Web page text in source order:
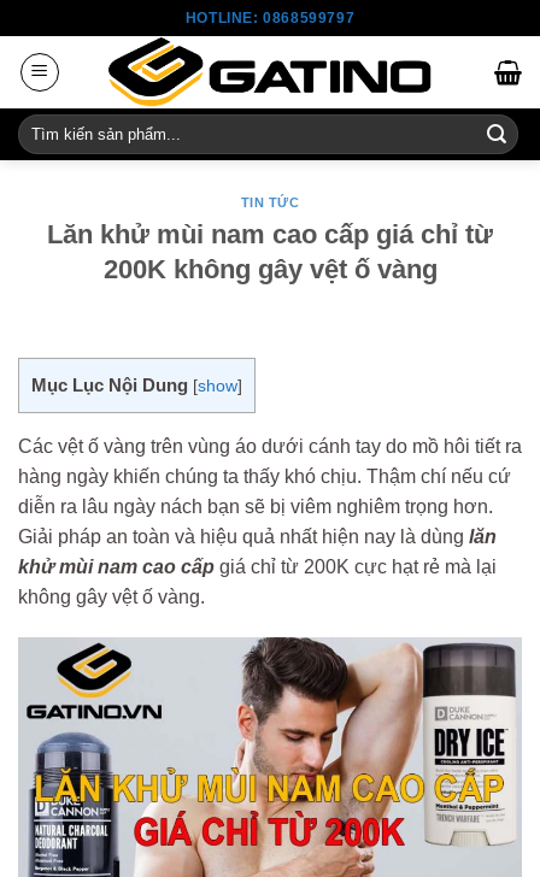
content
HOTLINE: 0868599797
Tìm
kiếm:
TIN TỨC
Lăn khử mùi nam cao cấp giá chỉ từ
200K không gây vệt ố vàng
Mục Lục Nội Dung [show]
Các vệt ố vàng trên vùng áo dưới cánh tay do mồ hôi tiết ra
hàng ngày khiến chúng ta thấy khó chịu. Thậm chí nếu cứ
diễn ra lâu ngày nách bạn sẽ bị viêm nghiêm trọng hơn.
Giải pháp an toàn và hiệu quả nhất hiện nay là dùng lăn
khử mùi nam cao cấp giá chỉ từ 200K cực hạt rẻ mà lại
không gây vệt ố vàng.